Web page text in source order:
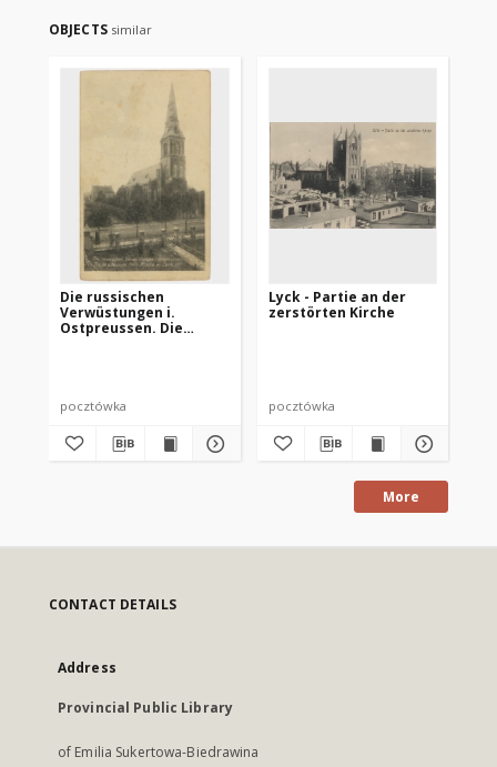
OBJECTS similar
Die russischen
Verwüstungen i.
Ostpreussen. Die
pocztówka
Lyck - Partie an der
zerstörten Kirche
pocztówka
More
CONTACT DETAILS
Address
Provincial Public Library
of Emilia Sukertowa-Biedrawina